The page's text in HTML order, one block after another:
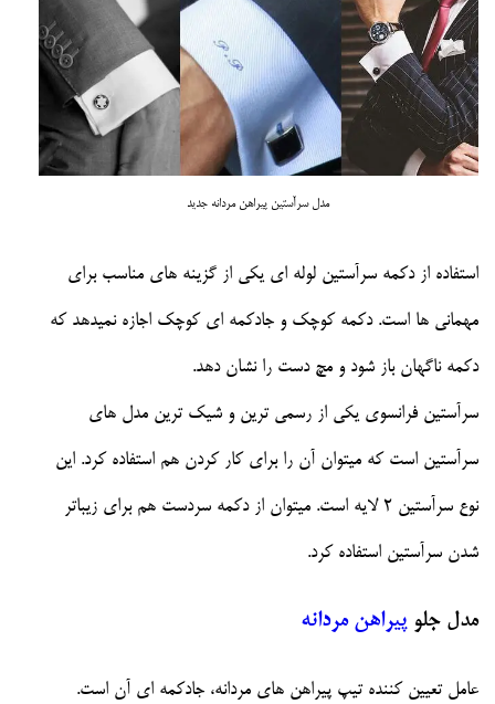
مدل سرآستین پیراهن مردانه جدید
استفاده از دکمه سرآستین لوله ای یکی از گزینه های مناسب برای
مهمانی ها است. دکمه کوچک و جادکمه ای کوچک اجازه نمیدهد که
دکمه ناگهان باز شود و مچ دست را نشان دهد.
سرآستین فرانسوی یکی از رسمی ترین و شیک ترین مدل های
سرآستین است که میتوان آن را برای کار کردن هم استفاده کرد. این
نوع سرآستین 2 لایه است. میتوان از دکمه سردست هم برای زیباتر
شدن سرآستین استفاده کرد.
مدل جلو پیراهن مردانه
عامل تعیین کننده تیپ پیراهن های مردانه، جادکمه ای آن است.